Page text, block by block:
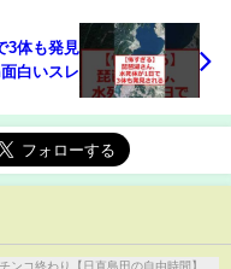
3体も発見
白いスレ